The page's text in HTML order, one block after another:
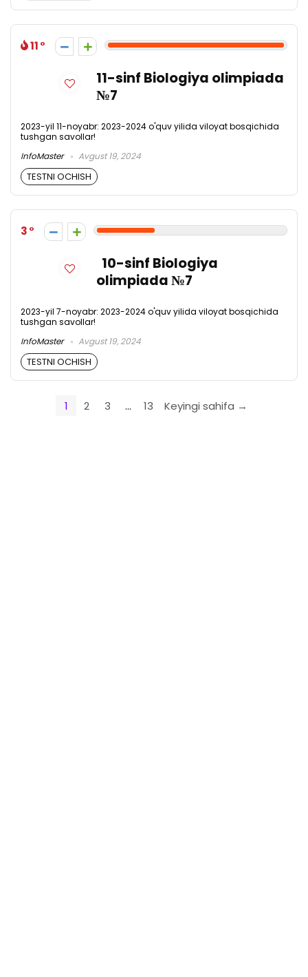
11
11-sinf Biologiya olimpiada
№7
2023-yil 11-noyabr: 2023-2024 o'quv yilida viloyat bosqichida
tushgan savollar!
InfoMaster
Avgust 19, 2024
TESTNI OCHISH
3
10-sinf Biologiya
olimpiada №7
2023-yil 7-noyabr: 2023-2024 o'quv yilida viloyat bosqichida
tushgan savollar!
InfoMaster
Avgust 19, 2024
TESTNI OCHISH
1 2 3 … 13 Keyingi sahifa →